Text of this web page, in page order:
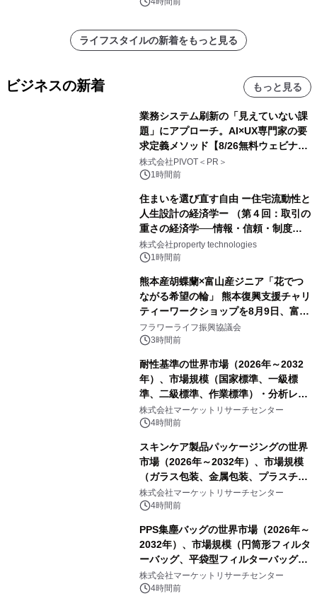
ライフスタイルの新着をもっと見る
ビジネスの新着 もっと見る
業務システム刷新の「見えていない課
題」にアプローチ。AI×UX専門家の要
求定義メソッド【8/26無料ウェビナ
ー】株式会社PIVOT
株式会社PIVOT＜PR＞
1時間前
住まいを選び直す自由 ー住宅流動性と
人生設計の経済学ー （第４回：取引の
重さの経済学──情報・信頼・制度を
PropTechはどう組み替えるか）｜
PropTech-Lab
株式会社property technologies
1時間前
熊本産胡蝶蘭×富山産ジニア「花でつ
ながる希望の輪」 熊本復興支援チャリ
ティーワークショップを8月9日、富
山・射水で開催
フラワーライフ振興協議会
3時間前
耐性基準の世界市場（2026年～2032
年）、市場規模（国家標準、一級標
準、二級標準、作業標準）・分析レポ
ートを発表
株式会社マーケットリサーチセンター
4時間前
スキンケア製品パッケージングの世界
市場（2026年～2032年）、市場規模
（ガラス包装、金属包装、プラスチッ
ク包装、その他）・分析レポートを発
表
株式会社マーケットリサーチセンター
4時間前
PPS集塵バッグの世界市場（2026年～
2032年）、市場規模（円筒形フィルタ
ーバッグ、平袋型フィルターバッグ、
プリーツフィルターバッグ、その
他）・分析レポートを発表
株式会社マーケットリサーチセンター
4時間前